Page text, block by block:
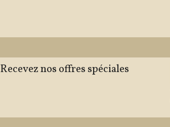
Recevez nos offres spéciales